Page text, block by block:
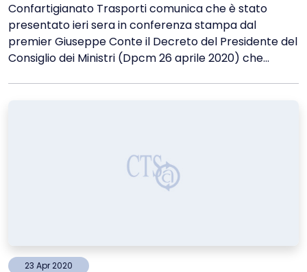
Confartigianato Trasporti comunica che è stato
presentato ieri sera in conferenza stampa dal
premier Giuseppe Conte il Decreto del Presidente del
Consiglio dei Ministri (Dpcm 26 aprile 2020) che...
23 Apr2020